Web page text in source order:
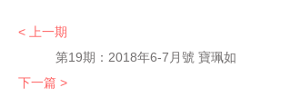
< 上一期
第19期：2018年6-7月號 寶珮如
下一篇 >